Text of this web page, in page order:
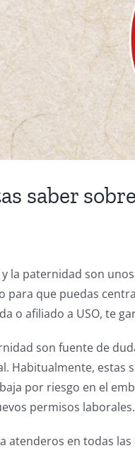
saber
la paternidad son
para que puedas
o afiliado a USO, te
son fuente de
Habitualmente, estas
por riesgo en el
permisos
atenderos en todas